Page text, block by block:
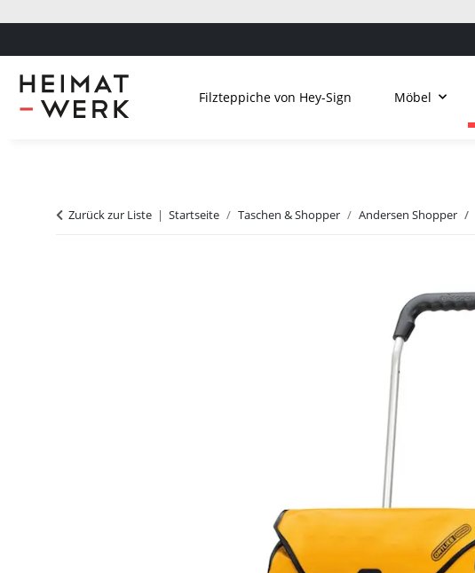
Filzteppiche von Hey-Sign Möbel
Zurück zur Liste Startseite Taschen & Shopper Andersen Shopper